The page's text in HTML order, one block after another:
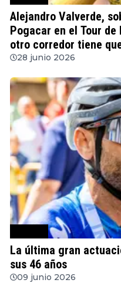
Alejandro Valverde,
Pogacar en el Tour de
otro corredor tiene
28 junio 2026
La última gran
sus 46 años
09 junio 2026